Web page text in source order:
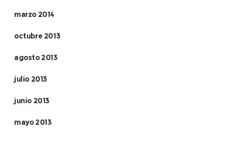
marzo 2014
octubre 2013
agosto 2013
julio 2013
junio 2013
mayo 2013